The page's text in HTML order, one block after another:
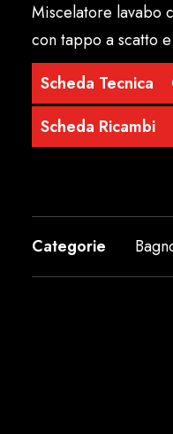
Miscelatore lavabo
con tappo a scatto
Scheda Tecnica
Scheda Ricambi
Categorie